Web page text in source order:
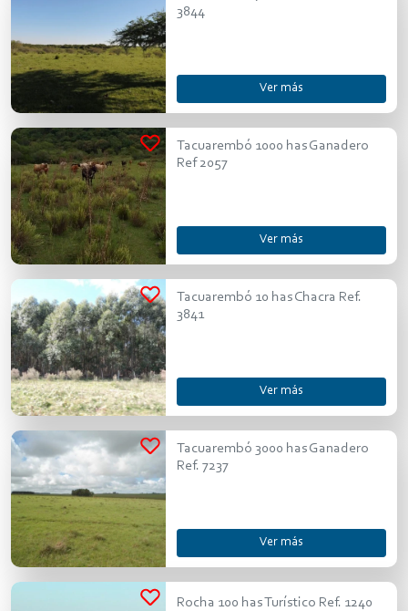
3844
Ver más
Tacuarembó 1000 has Ganadero
Ref 2057
Ver más
Tacuarembó 10 has Chacra Ref.
3841
Ver más
Tacuarembó 3000 has Ganadero
Ref. 7237
Ver más
Rocha 100 has Turístico Ref. 1240